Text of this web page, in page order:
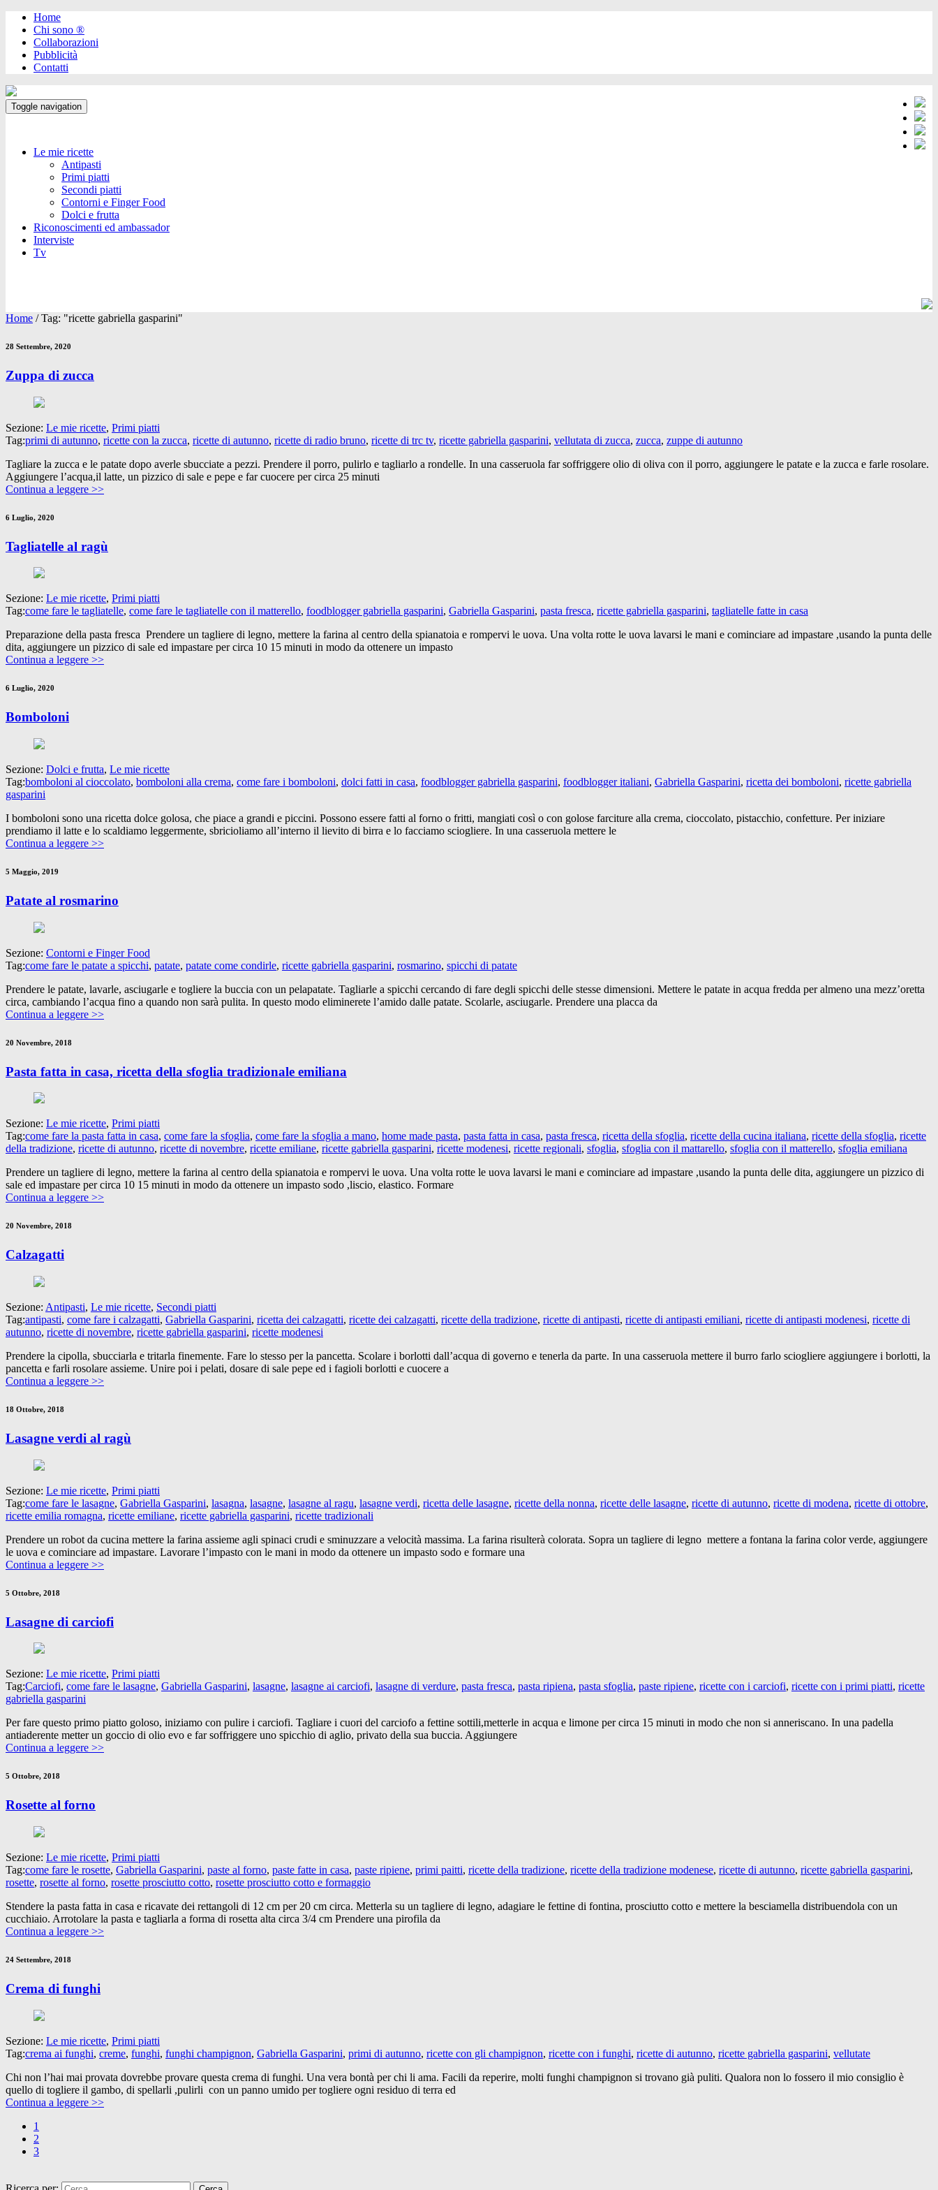
Home
Chi sono ®️
Collaborazioni
Pubblicità
Contatti
Toggle navigation
Le mie ricette
Antipasti
Primi piatti
Secondi piatti
Contorni e Finger Food
Dolci e frutta
Riconoscimenti ed ambassador
Interviste
Tv
Home /Tag: "ricette gabriella gasparini"
28 Settembre, 2020
Zuppa di zucca
Sezione: Le mie ricette, Primi piatti
Tag:primi di autunno, ricette con la zucca, ricette di autunno, ricette di radio bruno, ricette di trc tv, ricette gabriella gasparini, vellutata di zucca, zucca, zuppe di autunno
Tagliare la zucca e le patate dopo averle sbucciate a pezzi. Prendere il porro, pulirlo e tagliarlo a rondelle. In una casseruola far soffriggere olio di oliva con il porro, aggiungere le patate e la zucca e farle rosolare.
Aggiungere l’acqua,il latte, un pizzico di sale e pepe e far cuocere per circa 25 minuti
Continua a leggere >>
6 Luglio, 2020
Tagliatelle al ragù
Sezione: Le mie ricette, Primi piatti
Tag:come fare le tagliatelle, come fare le tagliatelle con il matterello, foodblogger gabriella gasparini, Gabriella Gasparini, pasta fresca, ricette gabriella gasparini, tagliatelle fatte in casa
Preparazione della pasta fresca Prendere un tagliere di legno, mettere la farina al centro della spianatoia e rompervi le uova. Una volta rotte le uova lavarsi le mani e cominciare ad impastare ,usando la punta delle
dita, aggiungere un pizzico di sale ed impastare per circa 10 15 minuti in modo da ottenere un impasto
Continua a leggere >>
6 Luglio, 2020
Bomboloni
Sezione: Dolci e frutta, Le mie ricette
Tag:bomboloni al cioccolato, bomboloni alla crema, come fare i bomboloni, dolci fatti in casa, foodblogger gabriella gasparini, foodblogger italiani, Gabriella Gasparini, ricetta dei bomboloni, ricette gabriella
gasparini
I bomboloni sono una ricetta dolce golosa, che piace a grandi e piccini. Possono essere fatti al forno o fritti, mangiati così o con golose farciture alla crema, cioccolato, pistacchio, confetture. Per iniziare
prendiamo il latte e lo scaldiamo leggermente, sbricioliamo all’interno il lievito di birra e lo facciamo sciogliere. In una casseruola mettere le
Continua a leggere >>
5 Maggio, 2019
Patate al rosmarino
Sezione: Contorni e Finger Food
Tag:come fare le patate a spicchi, patate, patate come condirle, ricette gabriella gasparini, rosmarino, spicchi di patate
Prendere le patate, lavarle, asciugarle e togliere la buccia con un pelapatate. Tagliarle a spicchi cercando di fare degli spicchi delle stesse dimensioni. Mettere le patate in acqua fredda per almeno una mezz’oretta
circa, cambiando l’acqua fino a quando non sarà pulita. In questo modo eliminerete l’amido dalle patate. Scolarle, asciugarle. Prendere una placca da
Continua a leggere >>
20 Novembre, 2018
Pasta fatta in casa, ricetta della sfoglia tradizionale emiliana
Sezione: Le mie ricette, Primi piatti
Tag:come fare la pasta fatta in casa, come fare la sfoglia, come fare la sfoglia a mano, home made pasta, pasta fatta in casa, pasta fresca, ricetta della sfoglia, ricette della cucina italiana, ricette della sfoglia, ricette
della tradizione, ricette di autunno, ricette di novembre, ricette emiliane, ricette gabriella gasparini, ricette modenesi, ricette regionali, sfoglia, sfoglia con il mattarello, sfoglia con il matterello, sfoglia emiliana
Prendere un tagliere di legno, mettere la farina al centro della spianatoia e rompervi le uova. Una volta rotte le uova lavarsi le mani e cominciare ad impastare ,usando la punta delle dita, aggiungere un pizzico di
sale ed impastare per circa 10 15 minuti in modo da ottenere un impasto sodo ,liscio, elastico. Formare
Continua a leggere >>
20 Novembre, 2018
Calzagatti
Sezione: Antipasti, Le mie ricette, Secondi piatti
Tag:antipasti, come fare i calzagatti, Gabriella Gasparini, ricetta dei calzagatti, ricette dei calzagatti, ricette della tradizione, ricette di antipasti, ricette di antipasti emiliani, ricette di antipasti modenesi, ricette di
autunno, ricette di novembre, ricette gabriella gasparini, ricette modenesi
Prendere la cipolla, sbucciarla e tritarla finemente. Fare lo stesso per la pancetta. Scolare i borlotti dall’acqua di governo e tenerla da parte. In una casseruola mettere il burro farlo sciogliere aggiungere i borlotti, la
pancetta e farli rosolare assieme. Unire poi i pelati, dosare di sale pepe ed i fagioli borlotti e cuocere a
Continua a leggere >>
18 Ottobre, 2018
Lasagne verdi al ragù
Sezione: Le mie ricette, Primi piatti
Tag:come fare le lasagne, Gabriella Gasparini, lasagna, lasagne, lasagne al ragu, lasagne verdi, ricetta delle lasagne, ricette della nonna, ricette delle lasagne, ricette di autunno, ricette di modena, ricette di ottobre,
ricette emilia romagna, ricette emiliane, ricette gabriella gasparini, ricette tradizionali
Prendere un robot da cucina mettere la farina assieme agli spinaci crudi e sminuzzare a velocità massima. La farina risulterà colorata. Sopra un tagliere di legno mettere a fontana la farina color verde, aggiungere
le uova e cominciare ad impastare. Lavorare l’impasto con le mani in modo da ottenere un impasto sodo e formare una
Continua a leggere >>
5 Ottobre, 2018
Lasagne di carciofi
Sezione: Le mie ricette, Primi piatti
Tag:Carciofi, come fare le lasagne, Gabriella Gasparini, lasagne, lasagne ai carciofi, lasagne di verdure, pasta fresca, pasta ripiena, pasta sfoglia, paste ripiene, ricette con i carciofi, ricette con i primi piatti, ricette
gabriella gasparini
Per fare questo primo piatto goloso, iniziamo con pulire i carciofi. Tagliare i cuori del carciofo a fettine sottili,metterle in acqua e limone per circa 15 minuti in modo che non si anneriscano. In una padella
antiaderente metter un goccio di olio evo e far soffriggere uno spicchio di aglio, privato della sua buccia. Aggiungere
Continua a leggere >>
5 Ottobre, 2018
Rosette al forno
Sezione: Le mie ricette, Primi piatti
Tag:come fare le rosette, Gabriella Gasparini, paste al forno, paste fatte in casa, paste ripiene, primi paitti, ricette della tradizione, ricette della tradizione modenese, ricette di autunno, ricette gabriella gasparini,
rosette, rosette al forno, rosette prosciutto cotto, rosette prosciutto cotto e formaggio
Stendere la pasta fatta in casa e ricavate dei rettangoli di 12 cm per 20 cm circa. Metterla su un tagliere di legno, adagiare le fettine di fontina, prosciutto cotto e mettere la besciamella distribuendola con un
cucchiaio. Arrotolare la pasta e tagliarla a forma di rosetta alta circa 3/4 cm Prendere una pirofila da
Continua a leggere >>
24 Settembre, 2018
Crema di funghi
Sezione: Le mie ricette, Primi piatti
Tag:crema ai funghi, creme, funghi, funghi champignon, Gabriella Gasparini, primi di autunno, ricette con gli champignon, ricette con i funghi, ricette di autunno, ricette gabriella gasparini, vellutate
Chi non l’hai mai provata dovrebbe provare questa crema di funghi. Una vera bontà per chi li ama. Facili da reperire, molti funghi champignon si trovano già puliti. Qualora non lo fossero il mio consiglio è
quello di togliere il gambo, di spellarli ,pulirli con un panno umido per togliere ogni residuo di terra ed
Continua a leggere >>
1
2
3